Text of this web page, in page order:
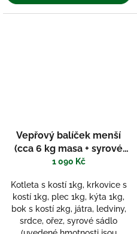
Vepřový balíček menší
(cca 6 kg masa + syrové
sádlo)
1 090 Kč
Kotleta s kostí 1kg, krkovice s
kostí 1kg, plec 1kg, kýta 1kg,
bok s kostí 2kg, játra, ledviny,
srdce, ořez, syrové sádlo